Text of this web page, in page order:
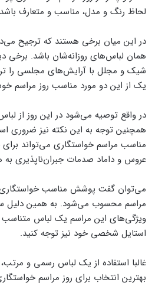
لحاظ رنگ و مدل، مناسب و متعارف
در این میان برخی هستند که ترجیح
همان لباس‌های روزانه‌شان باشد. برخی
شیک و مجلل با آرایش‌های مجلسی را
یک از این دو مورد مناسب روز مراسم
در واقع توصیه ‌می‌شود در این روز از
همچنین توجه به این نکته نیز ضروری
مناسب مراسم خواستگاری ‌می‌تواند برای
عروس و داماد صدمات جبران‌ناپذیری به
می‌توان گفت پوشش مناسب خواستگاری
مراسم محسوب ‌می‌شود. به همین دلیل
ویژگی‌های این مراسم یک لباس
استایل شخصی خود نیز توجه کنید.
غالبا استفاده از یک لباس رسمی ‌و
بهترین انتخاب برای روز مراسم